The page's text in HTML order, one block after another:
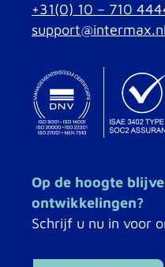
+31(0) 10 – 710
support@intermax.nl
Op de hoogte
ontwikkelingen?
Schrijf u nu in voor